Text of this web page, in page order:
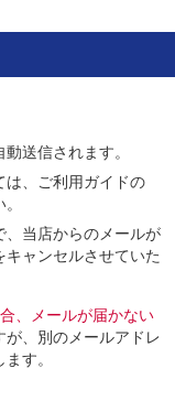
送信されます。
は、ご利用ガイドの
、当店からのメールが
ャンセルさせていた
、メールが届かない
、別のメールアドレ
す。